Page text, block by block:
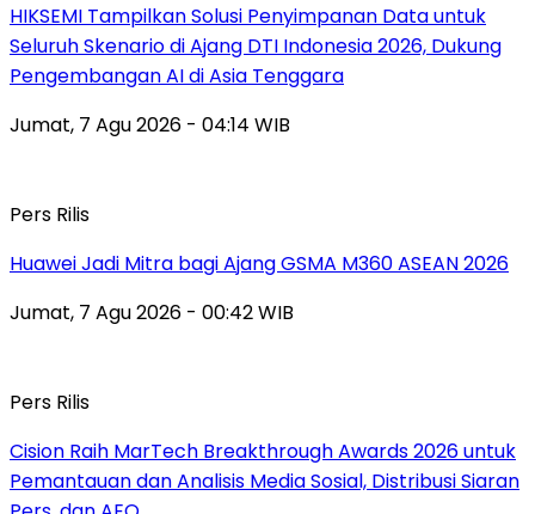
HIKSEMI Tampilkan Solusi Penyimpanan Data untuk
Seluruh Skenario di Ajang DTI Indonesia 2026, Dukung
Pengembangan AI di Asia Tenggara
Jumat, 7 Agu 2026 - 04:14 WIB
Pers Rilis
Huawei Jadi Mitra bagi Ajang GSMA M360 ASEAN 2026
Jumat, 7 Agu 2026 - 00:42 WIB
Pers Rilis
Cision Raih MarTech Breakthrough Awards 2026 untuk
Pemantauan dan Analisis Media Sosial, Distribusi Siaran